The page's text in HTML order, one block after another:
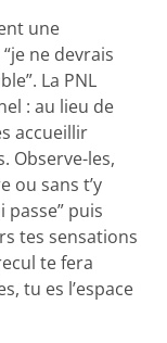
une
ne devrais
La PNL
: au lieu de
accueillir
Observe-les,
ou sans t’y
passe” puis
tes sensations
te fera
tu es l’espace